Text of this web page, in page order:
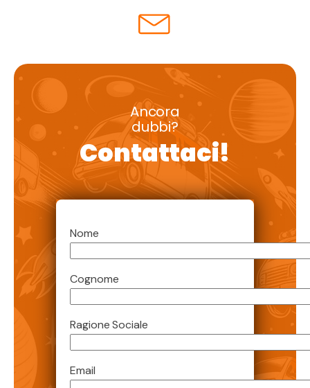
Ancora
dubbi?
Contattaci!
Nome
Cognome
Ragione Sociale
Email